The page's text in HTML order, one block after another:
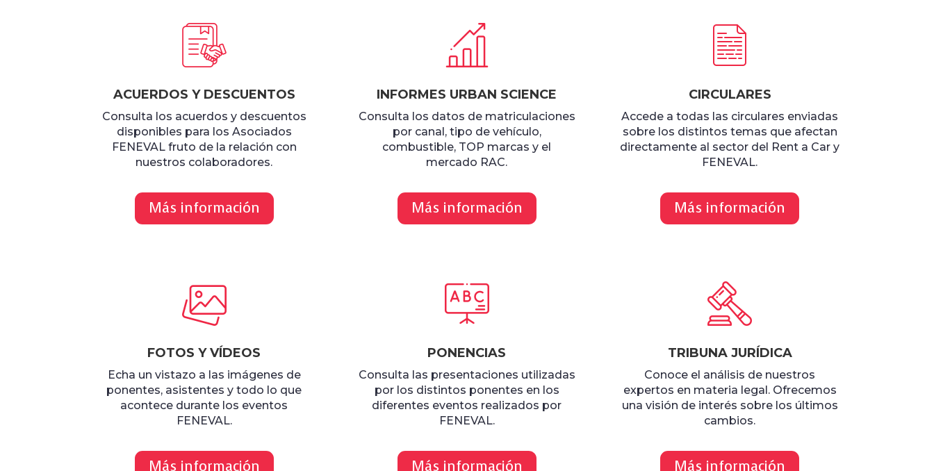
ACUERDOS Y DESCUENTOS
Consulta los acuerdos y descuentos
disponibles para los Asociados
FENEVAL fruto de la relación con
nuestros colaboradores.
Más información
INFORMES URBAN SCIENCE
Consulta los datos de matriculaciones
por canal, tipo de vehículo,
combustible, TOP marcas y el
mercado RAC.
Más información
CIRCULARES
Accede a todas las circulares enviadas
sobre los distintos temas que afectan
directamente al sector del Rent a Car y
FENEVAL.
Más información
FOTOS Y VÍDEOS
Echa un vistazo a las imágenes de
ponentes, asistentes y todo lo que
acontece durante los eventos
FENEVAL.
Más información
PONENCIAS
Consulta las presentaciones utilizadas
por los distintos ponentes en los
diferentes eventos realizados por
FENEVAL.
Más información
TRIBUNA JURÍDICA
Conoce el análisis de nuestros
expertos en materia legal. Ofrecemos
una visión de interés sobre los últimos
cambios.
Más información